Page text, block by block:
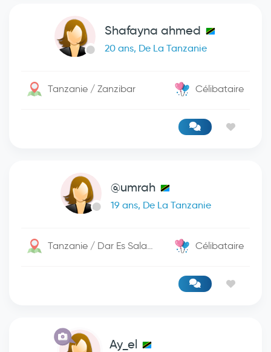
Shafayna ahmed
20 ans, De La Tanzanie
Tanzanie / Zanzibar Célibataire
@umrah
19 ans, De La Tanzanie
Tanzanie / Dar Es Salaam Célibataire
Ay_el